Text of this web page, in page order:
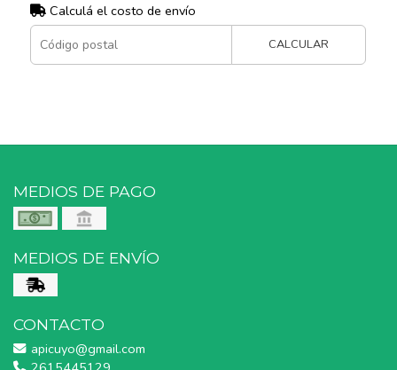
Calculá el costo de envío
CALCULAR
MEDIOS DE PAGO
MEDIOS DE ENVÍO
CONTACTO
apicuyo@gmail.com